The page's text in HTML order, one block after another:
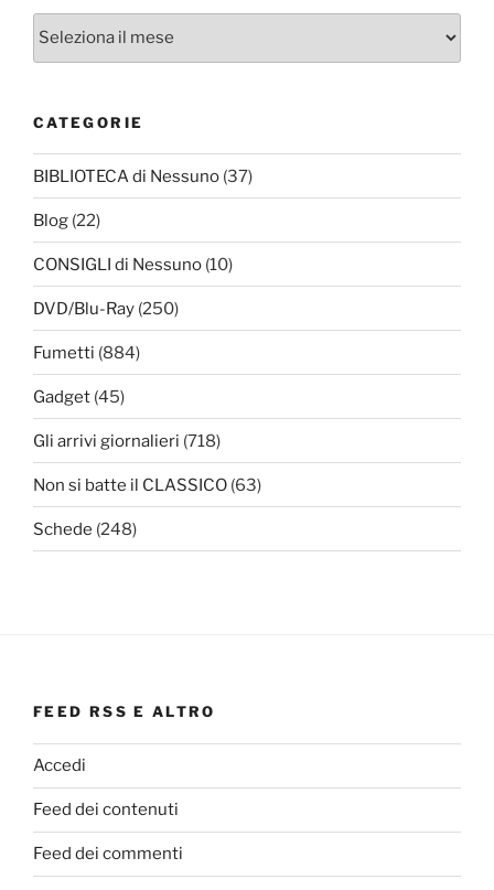
Archivio
CATEGORIE
BIBLIOTECA di Nessuno (37)
Blog (22)
CONSIGLI di Nessuno (10)
DVD/Blu-Ray (250)
Fumetti (884)
Gadget (45)
Gli arrivi giornalieri (718)
Non si batte il CLASSICO (63)
Schede (248)
FEED RSS E ALTRO
Accedi
Feed dei contenuti
Feed dei commenti